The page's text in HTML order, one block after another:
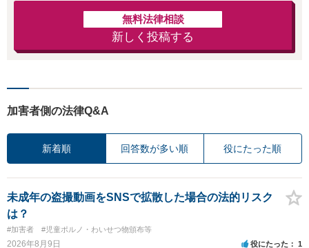
無料法律相談
新しく投稿する
加害者側の法律Q&A
新着順 回答数が多い順 役にたった順
未成年の盗撮動画をSNSで拡散した場合の法的リスク
は？
#加害者 #児童ポルノ・わいせつ物頒布等
2026年8月9日 役にたった 1